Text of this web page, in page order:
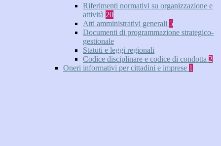
Riferimenti normativi su organizzazione e
attività 20
Atti amministrativi generali 5
Documenti di programmazione strategico-
gestionale
Statuti e leggi regionali
Codice disciplinare e codice di condotta 2
Oneri informativi per cittadini e imprese 1